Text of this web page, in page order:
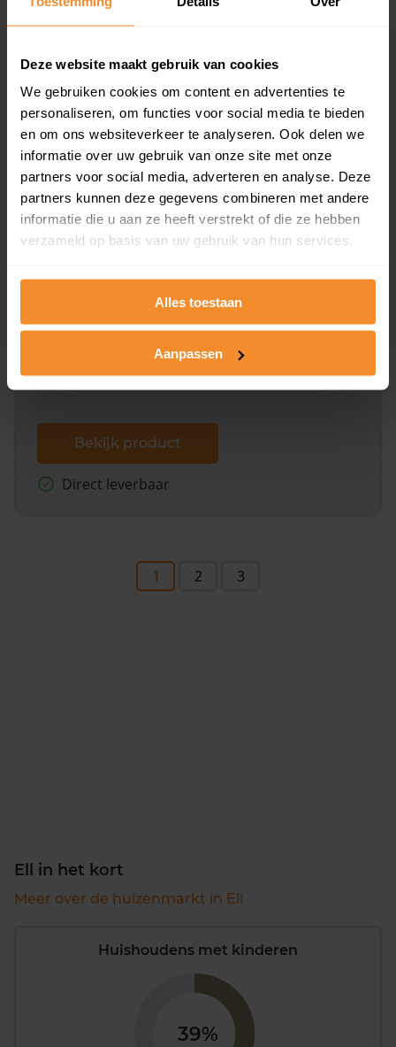
Deze website maakt gebruik van cookies
We gebruiken cookies om content en advertenties te
personaliseren, om functies voor social media te bieden
en om ons websiteverkeer te analyseren. Ook delen we
informatie over uw gebruik van onze site met onze
partners voor social media, adverteren en analyse. Deze
partners kunnen deze gegevens combineren met andere
informatie die u aan ze heeft verstrekt of die ze hebben
verzameld op basis van uw gebruik van hun services.
Alles toestaan
Aanpassen
Bekijk product
Direct leverbaar
Een uitgebreid overzicht van het perceel en
dit inclusief de luchtfoto!
Bekijk product
Direct leverbaar
1 2 3
Ell in het kort
Meer over de huizenmarkt in Ell
Huishoudens met kinderen
39%